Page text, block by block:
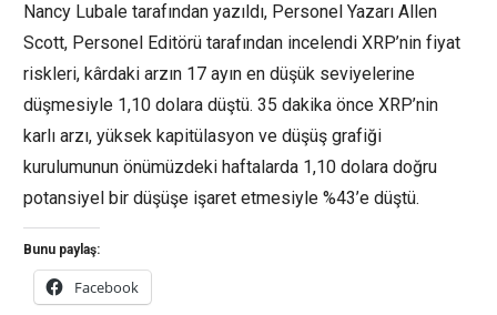
Nancy Lubale tarafından yazıldı, Personel Yazarı Allen
Scott, Personel Editörü tarafından incelendi XRP’nin fiyat
riskleri, kârdaki arzın 17 ayın en düşük seviyelerine
düşmesiyle 1,10 dolara düştü. 35 dakika önce XRP’nin
karlı arzı, yüksek kapitülasyon ve düşüş grafiği
kurulumunun önümüzdeki haftalarda 1,10 dolara doğru
potansiyel bir düşüşe işaret etmesiyle %43’e düştü.
Bunu paylaş:
Facebook